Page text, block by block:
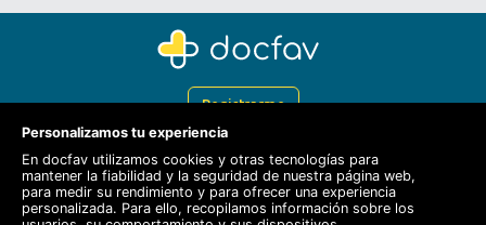
Registrarme
Docfav
Recursos
Personalizamos tu experiencia
En docfav utilizamos cookies y otras tecnologías para
mantener la fiabilidad y la seguridad de nuestra página web,
para medir su rendimiento y para ofrecer una experiencia
personalizada. Para ello, recopilamos información sobre los